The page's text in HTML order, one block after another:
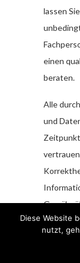
lassen
einen
beraten.
Alle
und
Gewähr
die in
von
Diese Website
nutzt,